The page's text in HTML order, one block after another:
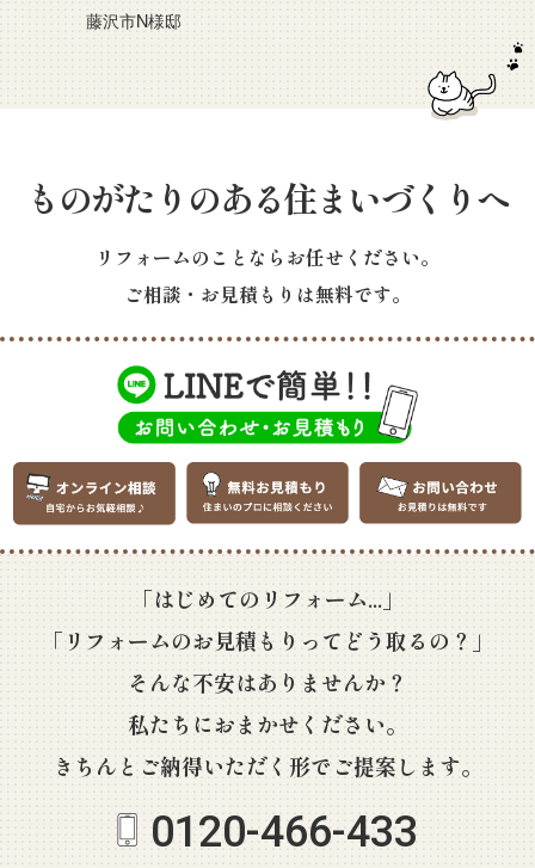
藤沢市N様邸
ものがたりのある住まいづくりへ
リフォームのことならお任せください。
ご相談・お見積もりは無料です。
「はじめてのリフォーム...」
「リフォームのお見積もりってどう取るの？」
そんな不安はありませんか？
私たちにおまかせください。
きちんとご納得いただく形でご提案します。
0120-466-433